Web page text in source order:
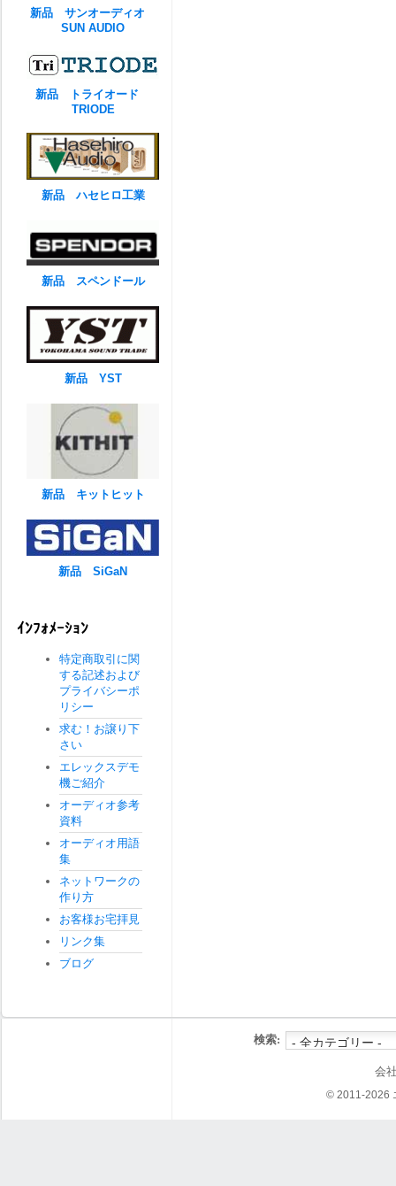
新品 サンオーディオ
SUN AUDIO
新品 トライオード
TRIODE
新品 ハセヒロ工業
新品 スペンドール
新品 YST
新品 キットヒット
新品 SiGaN
ｲﾝﾌｫﾒｰｼｮﾝ
特定商取引に関
する記述および
プライバシーポ
リシー
求む！お譲り下
さい
エレックスデモ
機ご紹介
オーディオ参考
資料
オーディオ用語
集
ネットワークの
作り方
お客様お宅拝見
リンク集
ブログ
検索:
会
© 2011-2026